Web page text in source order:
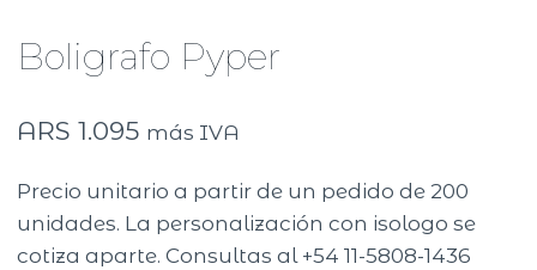
Boligrafo Pyper
ARS 1.095 más IVA
Precio unitario a partir de un pedido de 200
unidades. La personalización con isologo se
cotiza aparte. Consultas al +54 11-5808-1436